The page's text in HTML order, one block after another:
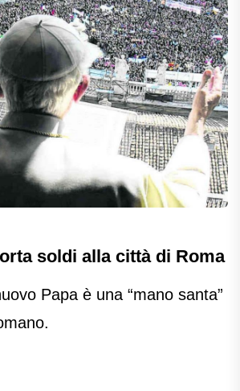
soldi alla città di Roma
Papa è una “mano santa”